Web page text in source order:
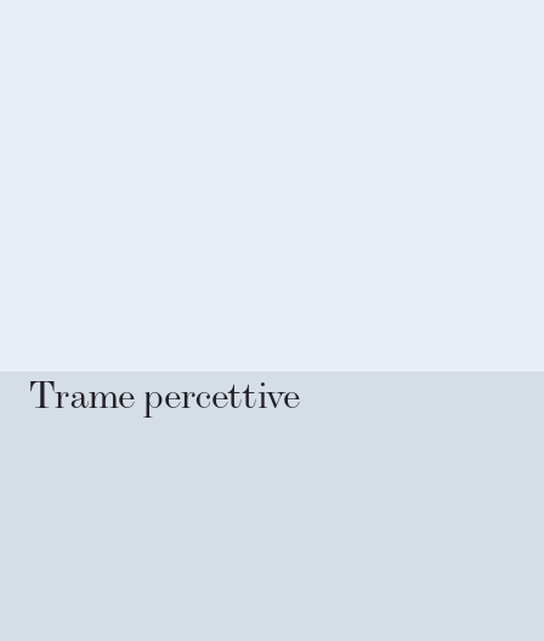
Trame percettive